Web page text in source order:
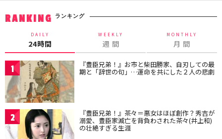
RANKING ランキング
DAILY
24時間
WEEKLY
週 間
MONTHLY
月 間
1 『豊臣兄弟！』お市と柴田勝家、自刃しての最
期と「辞世の句」…運命を共にした２人の悲劇
2 『豊臣兄弟！』茶々＝悪女はほぼ創作？秀吉が
溺愛、豊臣家滅亡を背負わされた茶々(井上和)
の壮絶すぎる生涯